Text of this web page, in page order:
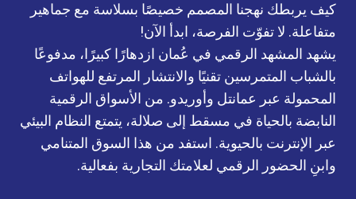
كيف يربطك نهجنا المصمم خصيصًا بسلاسة مع جماهير
متفاعلة. لا تفوّت الفرصة، ابدأ الآن!
يشهد المشهد الرقمي في عُمان ازدهارًا كبيرًا، مدفوعًا
بالشباب المتمرسين تقنيًا والانتشار المرتفع للهواتف
المحمولة عبر عمانتل وأوريدو. من الأسواق الرقمية
النابضة بالحياة في مسقط إلى صلالة، يتمتع النظام البيئي
عبر الإنترنت بالحيوية. استفد من هذا السوق المتنامي
وابنِ الحضور الرقمي لعلامتك التجارية بفعالية.